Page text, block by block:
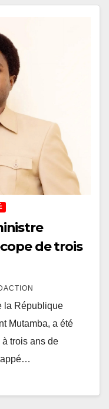
de trois
la République
Mutamba, a été
trois ans de